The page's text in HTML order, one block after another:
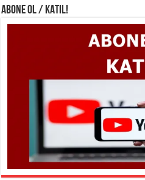
ABONE OL / KATIL!